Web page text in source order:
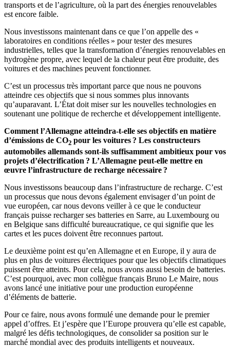
transports et de l’agriculture, où la part des énergies renouvelables
est encore faible.
Nous investissons maintenant dans ce que l’on appelle des «
laboratoires en conditions réelles » pour tester des mesures
industrielles, telles que la transformation d’énergies renouvelables en
hydrogène propre, avec lequel de la chaleur peut être produite, des
voitures et des machines peuvent fonctionner.
C’est un processus très important parce que nous ne pouvons
atteindre ces objectifs que si nous sommes plus innovants
qu’auparavant. L’État doit miser sur les nouvelles technologies en
soutenant une politique de recherche et développement intelligente.
Comment l’Allemagne atteindra-t-elle ses objectifs en matière
d’émissions de CO2 pour les voitures ? Les constructeurs
automobiles allemands sont-ils suffisamment ambitieux pour vos
projets d’électrification ? L’Allemagne peut-elle mettre en
œuvre l’infrastructure de recharge nécessaire ?
Nous investissons beaucoup dans l’infrastructure de recharge. C’est
un processus que nous devons également envisager d’un point de
vue européen, car nous devons veiller à ce que le conducteur
français puisse recharger ses batteries en Sarre, au Luxembourg ou
en Belgique sans difficulté bureaucratique, ce qui signifie que les
cartes et les puces doivent être reconnues partout.
Le deuxième point est qu’en Allemagne et en Europe, il y aura de
plus en plus de voitures électriques pour que les objectifs climatiques
puissent être atteints. Pour cela, nous avons aussi besoin de batteries.
C’est pourquoi, avec mon collègue français Bruno Le Maire, nous
avons lancé une initiative pour une production européenne
d’éléments de batterie.
Pour ce faire, nous avons formulé une demande pour le premier
appel d’offres. Et j’espère que l’Europe prouvera qu’elle est capable,
malgré les défis technologiques, de consolider sa position sur le
marché mondial avec des produits intelligents et nouveaux.